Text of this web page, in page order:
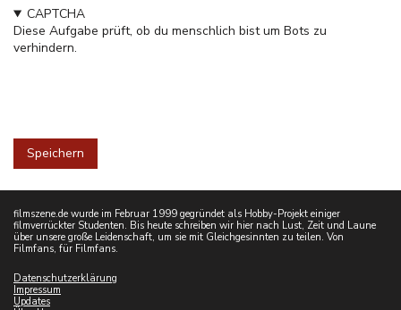
CAPTCHA
Diese Aufgabe prüft, ob du menschlich bist um Bots zu
verhindern.
filmszene.de wurde im Februar 1999 gegründet als Hobby-Projekt einiger
filmverrückter Studenten. Bis heute schreiben wir hier nach Lust, Zeit und Laune
über unsere große Leidenschaft, um sie mit Gleichgesinnten zu teilen. Von
Filmfans, für Filmfans.
Datenschutzerklärung
Impressum
Updates